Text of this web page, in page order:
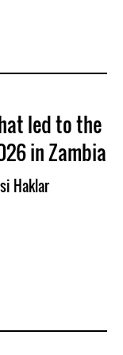
led to the
in Zambia
Haklar